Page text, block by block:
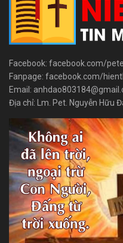
Facebook: facebook.com/
Fanpage: facebook.com/
Email:
Địa chỉ: Lm. Pet. Nguyễn Hữu